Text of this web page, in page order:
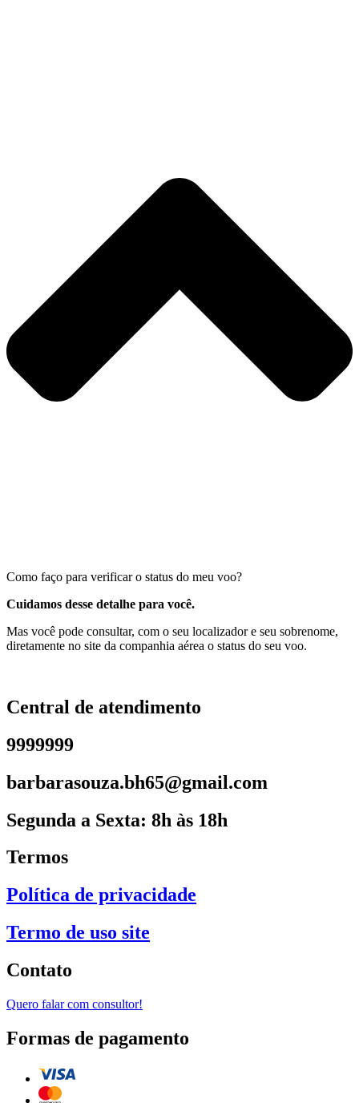
Como faço para verificar o status do meu voo?
Cuidamos desse detalhe para você.
Mas você pode consultar, com o seu localizador e seu sobrenome,
diretamente no site da companhia aérea o status do seu voo.
Central de atendimento
9999999
barbarasouza.bh65@gmail.com
Segunda a Sexta: 8h às 18h
Termos
Política de privacidade
Termo de uso site
Contato
Quero falar com consultor!
Formas de pagamento